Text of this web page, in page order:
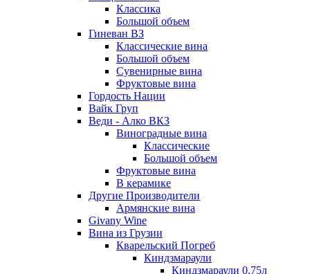
Классика
Большой объем
Гиневан ВЗ
Классические вина
Большой объем
Сувенирные вина
Фруктовые вина
Гордость Нации
Вайк Груп
Веди - Алко ВКЗ
Виноградные вина
Классические
Большой объем
Фруктовые вина
В керамике
Другие Производители
Армянские вина
Givany Wine
Вина из Грузии
Кварельский Погреб
Киндзмараули
Киндзмараули 0,75л